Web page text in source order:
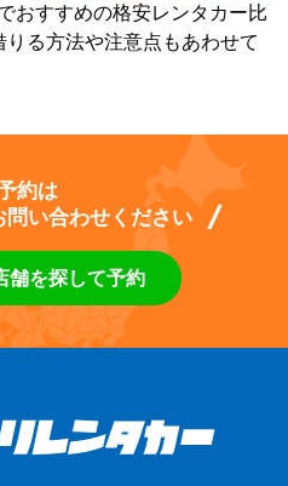
おすすめの格安レンタカー比
る方法や注意点もあわせて
約は
い合わせください
舗を探して予約